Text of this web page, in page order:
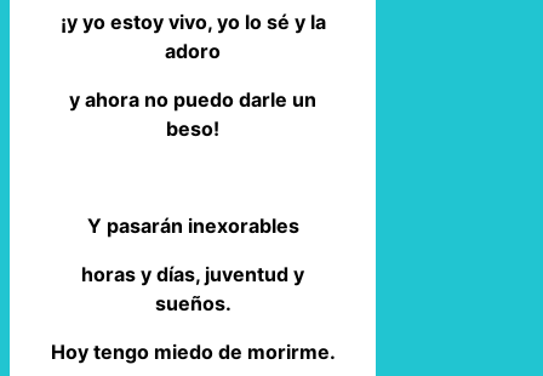
¡y yo estoy vivo, yo lo sé y la
adoro
y ahora no puedo darle un
beso!
Y pasarán inexorables
horas y días, juventud y
sueños.
Hoy tengo miedo de morirme.